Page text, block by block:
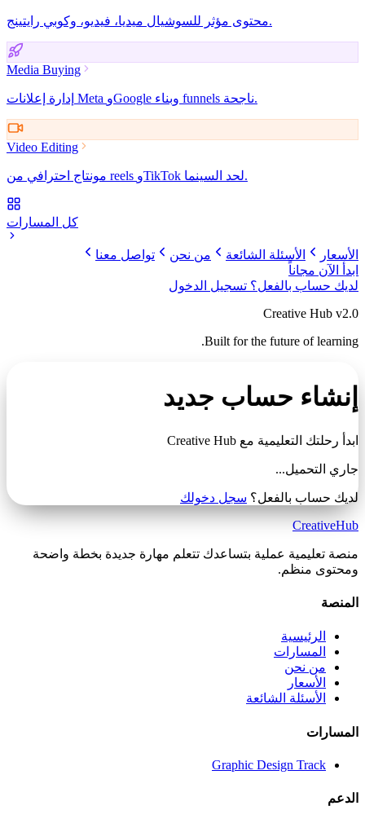
محتوى مؤثر للسوشيال ميديا، فيديو، وكوبي رايتينج.
Media Buying
إدارة إعلانات Meta وGoogle وبناء funnels ناجحة.
Video Editing
مونتاج احترافي من reels وTikTok لحد السينما.
كل المسارات
الأسعار الأسئلة الشائعة من نحن
تواصل معنا
ابدأ الآن مجاناً
لديك حساب بالفعل؟ تسجيل الدخول
Creative Hub v2.0
Built for the future of learning.
إنشاء حساب جديد
ابدأ رحلتك التعليمية مع Creative Hub
جاري التحميل...
لديك حساب بالفعل؟ سجل دخولك
CreativeHub
منصة تعليمية عملية بتساعدك تتعلم مهارة جديدة بخطة واضحة
ومحتوى منظم.
المنصة
الرئيسية
المسارات
من نحن
الأسعار
الأسئلة الشائعة
المسارات
Graphic Design Track
الدعم